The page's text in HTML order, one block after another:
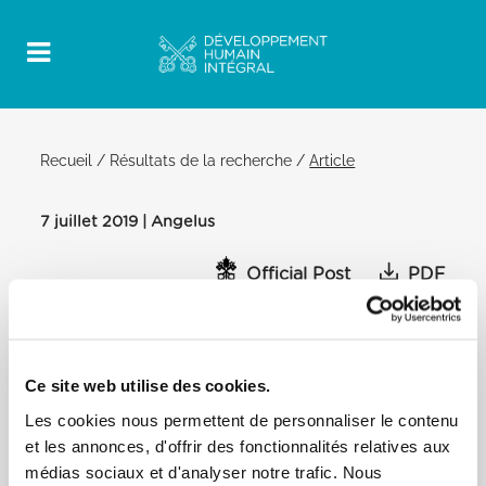
Ce site web utilise des cookies.
Les cookies nous permettent de personnaliser le contenu
et les annonces, d'offrir des fonctionnalités relatives aux
médias sociaux et d'analyser notre trafic. Nous
Recueil / Résultats de la recherche /Article
7 juillet 2019 | Angelus
Official Post PDF
Après l’angélus Chers frères et soeurs, même si
quelques jours se sont écoulés, je vous invite à prier
pour les pauvres sans défense tués ou blessés par